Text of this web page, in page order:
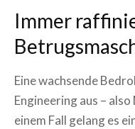
Immer
Eine wachsende
Engineering aus –
einem Fall gelang es